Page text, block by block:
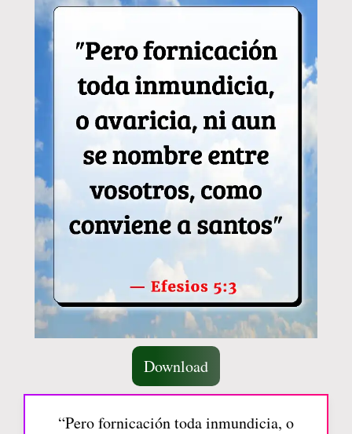
Download
“Pero fornicación toda inmundicia, o